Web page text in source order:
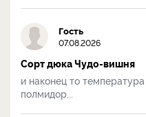
Гость
07.08.2026
Сорт дюка Чудо-вишня
и наконец то
полмидор...